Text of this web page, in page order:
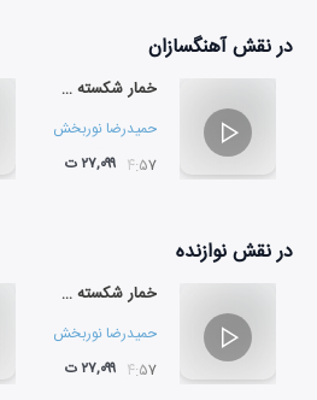
در نقشآهنگسازان
خمار شکسته سبو
حمیدرضا نوربخش
۰۴:۵۷ ۲۷,۰۹۹ ت
در نقشنوازنده
خمار شکسته سبو
حمیدرضا نوربخش
۰۴:۵۷ ۲۷,۰۹۹ ت